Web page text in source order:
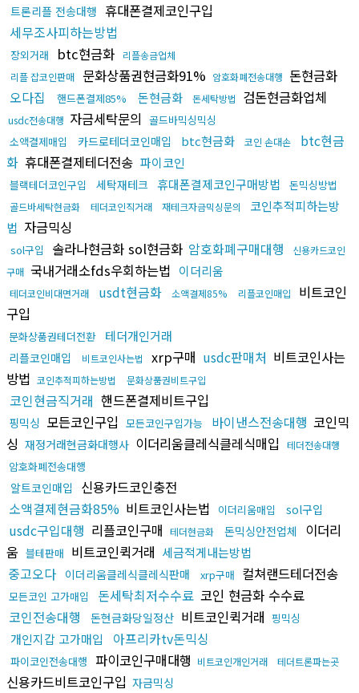
트론리플 전송대행 휴대폰결제코인구입
세무조사피하는방법
장외거래 btc현금화
리플송금업체
리플 잡코인판매 문화상품권현금화91% 암호화폐전송대행 돈현금화
오다집
핸드폰결제85% 돈현금화 돈세탁방법 검돈현금화업체
usdc전송대행 자금세탁문의 골드바믹싱믹싱
소액결제매입
카드로테더코인매입 btc현금화 코인 손대손
btc현금
화 휴대폰결제테더전송 파이코인
블랙테더코인구입 세탁재테크 휴대폰결제코인구매방법 돈믹싱방법
골드바세탁현금화 테더코인직거래 재테크자금믹싱문의
코인추적피하는방
법 자금믹싱
sol구입 솔라나현금화 sol현금화 암호화폐구매대행
신용카드코인
구매 국내거래소fds우회하는법 이더리움
테더코인비대면거래 usdt현금화 소액결제85% 리플코인매입
비트코인
구입
문화상품권테더전환 테더개인거래
리플코인매입 비트코인사는법 xrp구매 usdc판매처 비트코인사는
방법 코인추적피하는방법 문화상품권비트구입
코인현금직거래 핸드폰결제비트구입
핑믹싱 모든코인구입 모든코인구입가능 바이낸스전송대행 코인믹
싱 재정거래현금화대행사 이더리움클레식클레식매입 테더전송대행
암호화폐전송대행
알트코인매입
신용카드코인충전
소액결제현금화85% 비트코인사는법 이더리움매입 sol구입
usdc구입대행 리플코인구매 테더현금화 돈믹싱안전업체 이더리
움 블테판매 비트코인퀵거래 세금적게내는방법
중고오다 이더리움클레식클레식판매 xrp구매 컬쳐랜드테더전송
모든코인 고가매입 돈세탁최저수수료 코인 현금화 수수료
코인전송대행
돈현금화당일정산 비트코인퀵거래 핑믹싱
개인지갑 고가매입 아프리카tv돈믹싱
파이코인전송대행 파이코인구매대행 비트코인개인거래 테더트론파는곳
신용카드비트코인구입 자금믹싱